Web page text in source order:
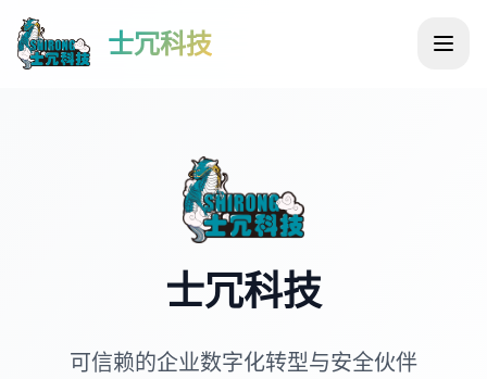
士冗科技
士冗科技
可信赖的企业数字化转型与安全伙伴